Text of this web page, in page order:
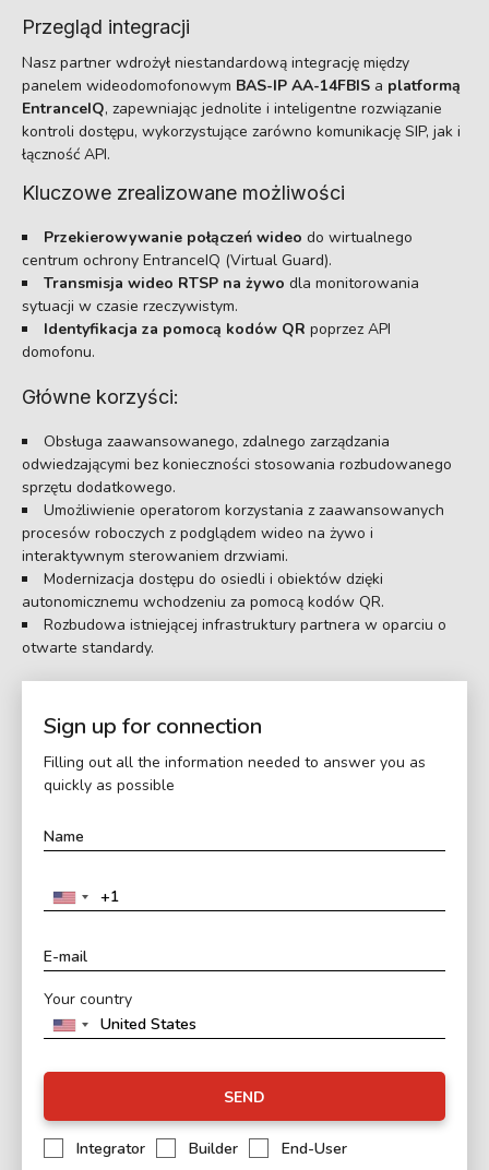
Przegląd integracji
Nasz partner wdrożył niestandardową integrację między
panelem wideodomofonowym BAS-IP AA-14FBIS a platformą
EntranceIQ, zapewniając jednolite i inteligentne rozwiązanie
kontroli dostępu, wykorzystujące zarówno komunikację SIP, jak i
łączność API.
Kluczowe zrealizowane możliwości
Przekierowywanie połączeń wideo do wirtualnego
centrum ochrony EntranceIQ (Virtual Guard).
Transmisja wideo RTSP na żywo dla monitorowania
sytuacji w czasie rzeczywistym.
Identyfikacja za pomocą kodów QR poprzez API
domofonu.
Główne korzyści:
Obsługa zaawansowanego, zdalnego zarządzania
odwiedzającymi bez konieczności stosowania rozbudowanego
sprzętu dodatkowego.
Umożliwienie operatorom korzystania z zaawansowanych
procesów roboczych z podglądem wideo na żywo i
interaktywnym sterowaniem drzwiami.
Modernizacja dostępu do osiedli i obiektów dzięki
autonomicznemu wchodzeniu za pomocą kodów QR.
Rozbudowa istniejącej infrastruktury partnera w oparciu o
otwarte standardy.
Sign up for connection
Filling out all the information needed to answer you as
quickly as possible
Your country
SEND
Integrator Builder
End-User